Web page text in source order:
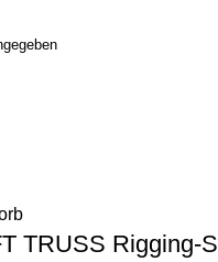
TRUSS Rigging-